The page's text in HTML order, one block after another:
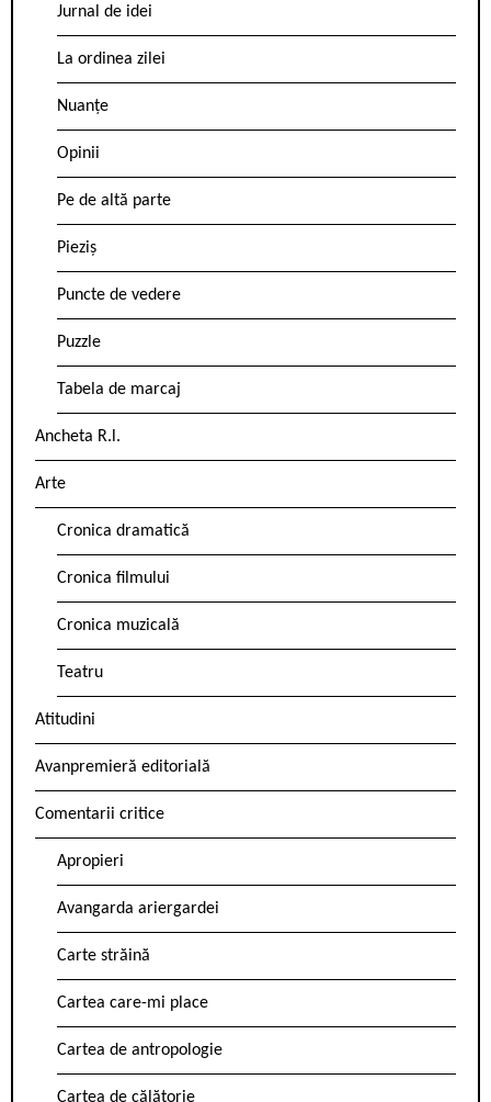
Jurnal de idei
La ordinea zilei
Nuanțe
Opinii
Pe de altă parte
Pieziș
Puncte de vedere
Puzzle
Tabela de marcaj
Ancheta R.l.
Arte
Cronica dramatică
Cronica filmului
Cronica muzicală
Teatru
Atitudini
Avanpremieră editorială
Comentarii critice
Apropieri
Avangarda ariergardei
Carte străină
Cartea care-mi place
Cartea de antropologie
Cartea de călătorie